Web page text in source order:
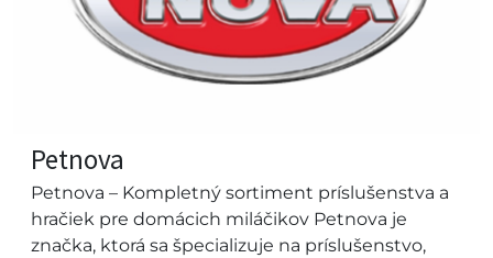
Petnova
Petnova – Kompletný sortiment príslušenstva a
hračiek pre domácich miláčikov Petnova je
značka, ktorá sa špecializuje na príslušenstvo,